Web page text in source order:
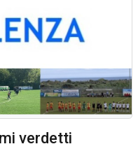
verdetti